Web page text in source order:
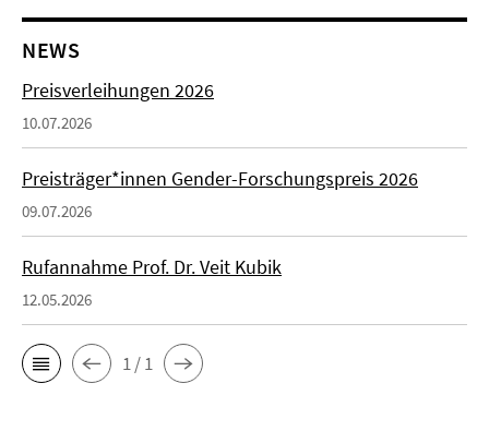
NEWS
Preisverleihungen 2026
10.07.2026
Preisträger*innen Gender-Forschungspreis 2026
09.07.2026
Rufannahme Prof. Dr. Veit Kubik
12.05.2026
1 / 1